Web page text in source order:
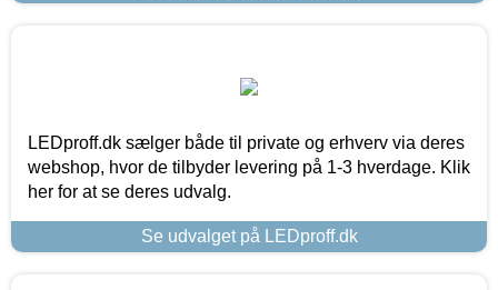
LEDproff.dk sælger både til private og erhverv via deres
webshop, hvor de tilbyder levering på 1-3 hverdage. Klik
her for at se deres udvalg.
Se udvalget på LEDproff.dk